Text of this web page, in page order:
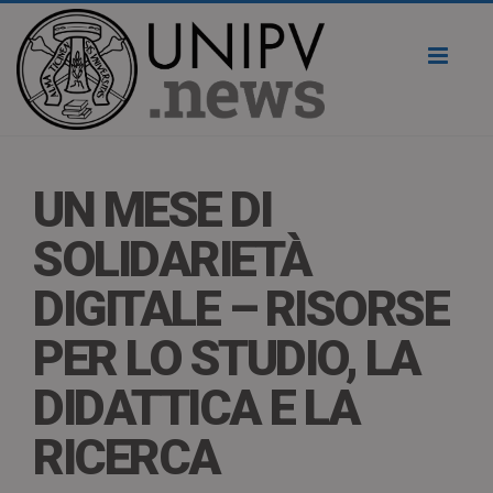
UN MESE DI
SOLIDARIETÀ
DIGITALE – RISORSE
PER LO STUDIO, LA
DIDATTICA E LA
RICERCA